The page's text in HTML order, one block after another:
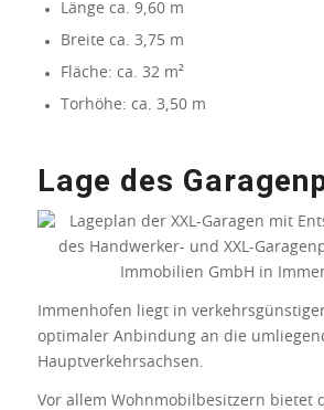
Länge ca. 9,60 m
Breite ca. 3,75 m
Fläche: ca. 32 m²
Torhöhe: ca. 3,50 m
Lage des
Immenhofen liegt in
optimaler Anbindung an die
Hauptverkehrsachsen.
Vor allem Wohnmobilbesitzern bietet